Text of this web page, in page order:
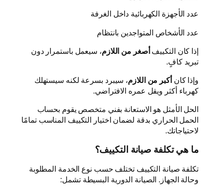
عدد الأجهزة الكهربائية داخل الغرفة
عدد الأشخاص المتواجدين بانتظام
إذا كان التكييف أصغر من اللازم، سيعمل باستمرار دون
تبريد كافٍ.
وإذا كان أكبر من اللازم، سيبرد بسرعة لكنه سيستهلك
كهرباء أكثر ويقل عمره الافتراضي.
الحل الأمثل هو الاستعانة بفني متخصص يقوم بحساب
الحمل الحراري بدقة لضمان اختيار التكييف المناسب تمامًا
لاحتياجاتك.
ما هي تكلفة صيانة التكييف؟
تكلفة صيانة التكييف تختلف حسب نوع الخدمة المطلوبة
وحالة الجهاز. الصيانة الدورية البسيطة تشمل: